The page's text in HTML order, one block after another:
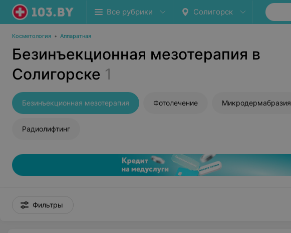
Все рубрики Солигорск
Косметология • Аппаратная
Безинъекционная мезотерапия в
Солигорске 1
Безинъекционная мезотерапия Фотолечение Микродермабразия
Радиолифтинг
Фильтры